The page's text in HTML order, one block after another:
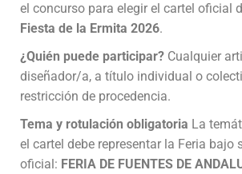
el concurso para elegir el cartel oficial
Fiesta de la Ermita 2026.
¿Quién puede participar? Cualquier
diseñador/a, a título individual o
restricción de procedencia.
Tema y rotulación obligatoria La
el cartel debe representar la Feria bajo
oficial: FERIA DE FUENTES DE